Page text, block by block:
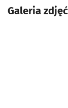
Galeria zdjęć